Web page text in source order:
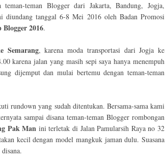
teman Blogger dari Jakarta, Bandung, Jogja,
diundang tanggal 6-8 Mei 2016 oleh Badan Promosi
2016.
Semarang, karena moda transportasi dari Jogja ke
karena jalan yang masih sepi saya hanya menempuh
dijemput dan mulai bertemu dengan teman-teman
rundown yang sudah ditentukan. Bersama-sama kami
sampai disana teman-teman Blogger rombongan
Pak Man ini terletak di Jalan Pamularsih Raya no 32
kecil dengan model mangkuk jaman dulu. Suasana